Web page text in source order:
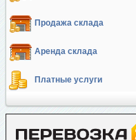
Продажа склада
Аренда склада
Платные услуги